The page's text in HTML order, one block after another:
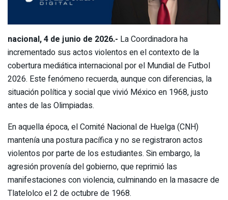
nacional, 4 de junio de 2026.- La Coordinadora ha
incrementado sus actos violentos en el contexto de la
cobertura mediática internacional por el Mundial de Futbol
2026. Este fenómeno recuerda, aunque con diferencias, la
situación política y social que vivió México en 1968, justo
antes de las Olimpiadas.
En aquella época, el Comité Nacional de Huelga (CNH)
mantenía una postura pacífica y no se registraron actos
violentos por parte de los estudiantes. Sin embargo, la
agresión provenía del gobierno, que reprimió las
manifestaciones con violencia, culminando en la masacre de
Tlatelolco el 2 de octubre de 1968.